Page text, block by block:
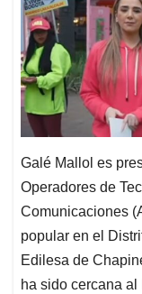
Galé Mallol es
Operadores de
Comunicaciones
popular en el
Edilesa de
ha sido cercana